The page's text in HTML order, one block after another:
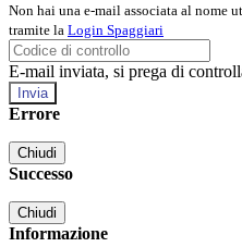
Non hai una e-mail associata al nome
tramite la Login Spaggiari
E-mail inviata, si prega di
Errore
Chiudi
Successo
Chiudi
Informazione